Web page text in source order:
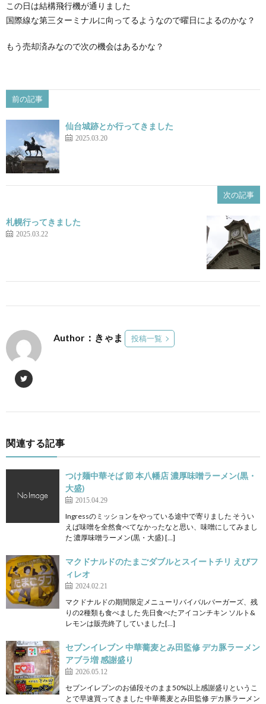
この日は結構飛行機が通りました
国際線な第三ターミナルに向ってるようなので曜日によるのかな？
もう売却済みなので次の機会はあるかな？
前の記事
仙台城跡とか行ってきました
2025.03.20
次の記事
札幌行ってきました
2025.03.22
Author：きゃま 投稿一覧
関連する記事
つけ麺中華そば 節 本八幡店 濃厚味噌ラーメン(黒・
大盛)
2015.04.29
Ingressのミッションをやっている途中で寄りました そうい
えば味噌を全然食べてなかったなと思い、味噌にしてみまし
た 濃厚味噌ラーメン(黒・大盛) […]
マクドナルドのたまごダブルとスイートチリ えびフ
ィレオ
2024.02.21
マクドナルドの期間限定メニューリバイバルバーガーズ、残
りの2種類も食べました 先日食べたアイコンチキン ソルト&
レモンは販売終了していました[…]
セブンイレブン 中華蕎麦とみ田監修 デカ豚ラーメン
アブラ増 感謝盛り
2026.05.12
セブンイレブンのお値段そのまま50%以上感謝盛りというこ
とで早速買ってきました 中華蕎麦とみ田監修 デカ豚ラーメン